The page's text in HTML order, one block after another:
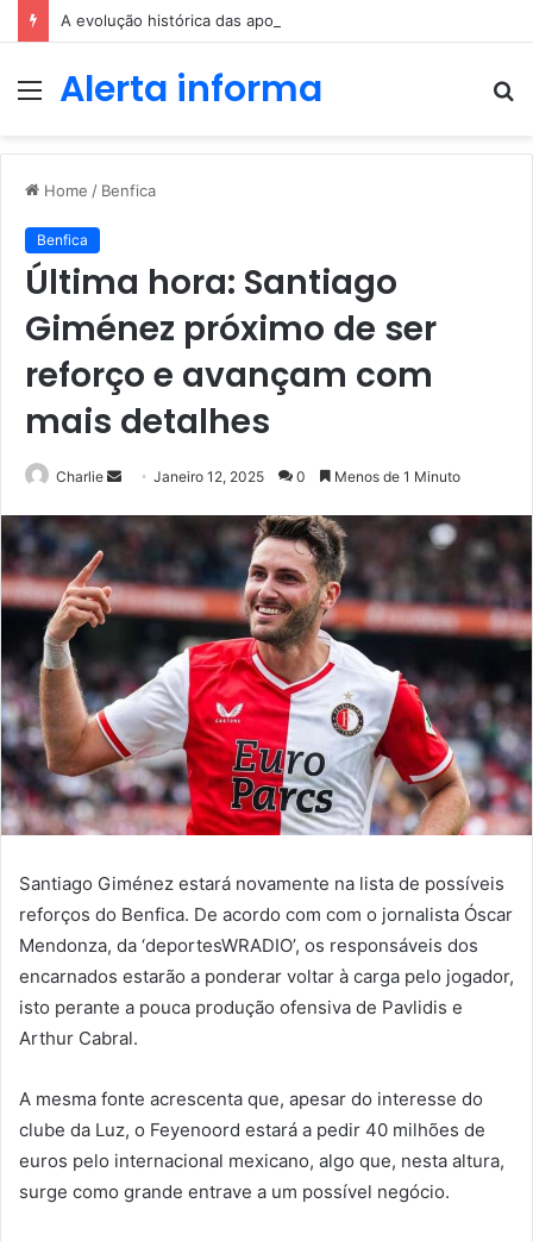
A evolução histórica das apostas ao longo dos séculos
MenuAlerta informa
Home / Benfica
Benfica
Última hora: Santiago
Giménez próximo de ser
reforço e avançam com
mais detalhes
Charlie
Send
email
Janeiro 12, 2025 0 Menos de 1 Minuto
Santiago Giménez estará novamente na lista de possíveis
reforços do Benfica. De acordo com com o jornalista Óscar
Mendonza, da ‘deportesWRADIO’, os responsáveis dos
encarnados estarão a ponderar voltar à carga pelo jogador,
isto perante a pouca produção ofensiva de Pavlidis e
Arthur Cabral.
A mesma fonte acrescenta que, apesar do interesse do
clube da Luz, o Feyenoord estará a pedir 40 milhões de
euros pelo internacional mexicano, algo que, nesta altura,
surge como grande entrave a um possível negócio.